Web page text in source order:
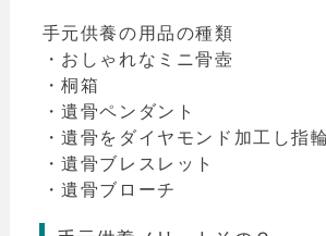
手元供養の用品の種類
・おしゃれなミニ骨壺
・桐箱
・遺骨ペンダント
・遺骨をダイヤモンド加工し指
・遺骨ブレスレット
・遺骨ブローチ